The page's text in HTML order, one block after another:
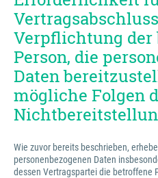
Verpflichtung der
Person, die
Daten
mögliche Folgen
Wie zuvor bereits beschrieben,
personenbezogenen Daten
dessen Vertragspartei die betroffene